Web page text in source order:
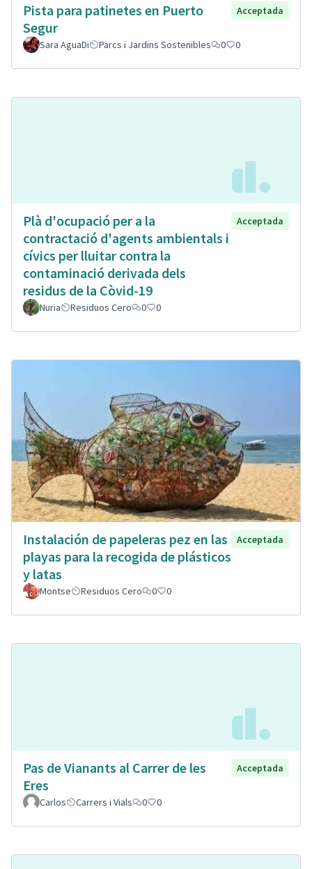
Pista para patinetes en Puerto
Segur
Acceptada
Sara AguaDi Parcs i Jardins Sostenibles 0 0
Plà d'ocupació per a la
contractació d'agents ambientals i
cívics per lluitar contra la
contaminació derivada dels
residus de la Còvid-19
Acceptada
Nuria Residuos Cero 0 0
Instalación de papeleras pez en las
playas para la recogida de plásticos
y latas
Acceptada
Montse Residuos Cero 0 0
Pas de Vianants al Carrer de les
Eres
Acceptada
Carlos Carrers i Vials 0 0